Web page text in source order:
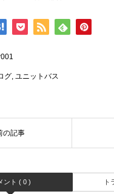
グ, ユニットバス
ント ( 0 )